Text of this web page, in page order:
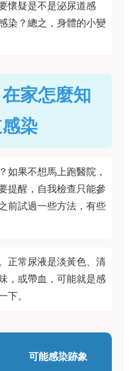
懷疑是不是泌尿道感
染？總之，身體的小變
家怎麼知
染
如果不想馬上跑醫院，
提醒，自我檢查只能參
前試過一些方法，有些
正常尿液是淡黃色、清
，或帶血，可能就是感
下。
可能感染跡象